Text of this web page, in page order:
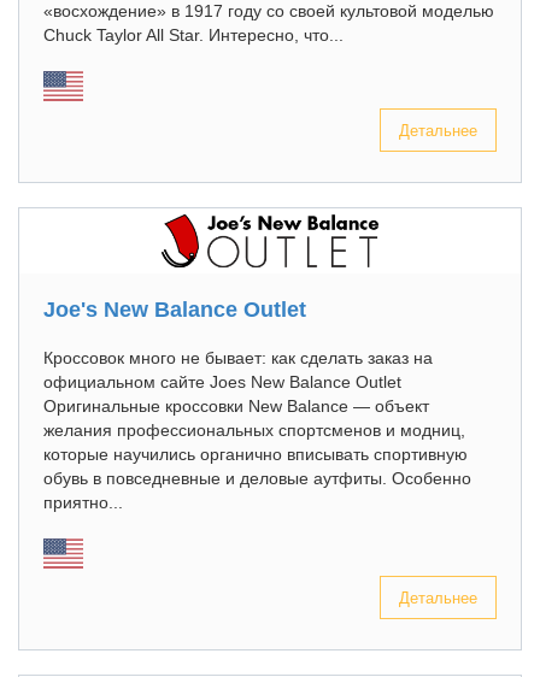
«восхождение» в 1917 году со своей культовой моделью
Chuck Taylor All Star. Интересно, что...
Детальнее
Joe's New Balance Outlet
Кроссовок много не бывает: как сделать заказ на
официальном сайте Joes New Balance Outlet
Оригинальные кроссовки New Balance — объект
желания профессиональных спортсменов и модниц,
которые научились органично вписывать спортивную
обувь в повседневные и деловые аутфиты. Особенно
приятно...
Детальнее